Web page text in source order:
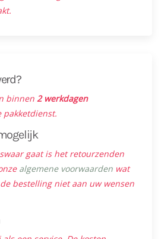
binnen 2 werkdagen
pakketdienst.
gaat is het retourzenden
algemene voorwaarden wat
bestelling niet aan uw wensen